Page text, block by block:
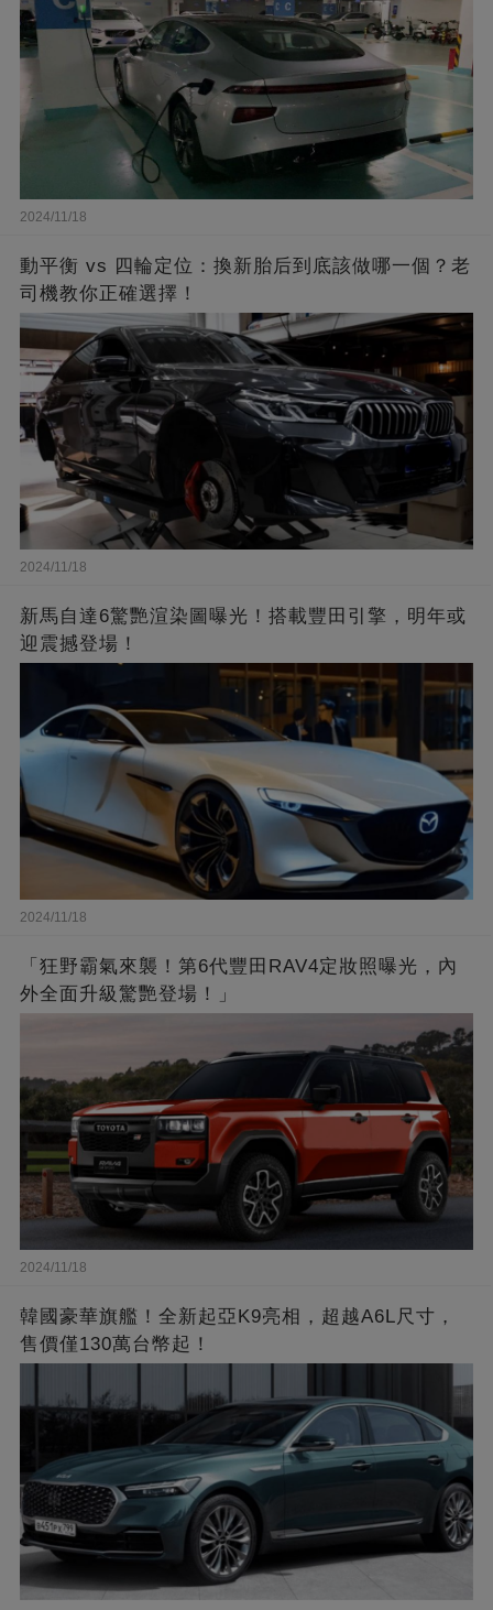
2024/11/18
動平衡 vs 四輪定位：換新胎后到底該做哪一個？老
司機教你正確選擇！
2024/11/18
新馬自達6驚艷渲染圖曝光！搭載豐田引擎，明年或
迎震撼登場！
2024/11/18
「狂野霸氣來襲！第6代豐田RAV4定妝照曝光，內
外全面升級驚艷登場！」
2024/11/18
韓國豪華旗艦！全新起亞K9亮相，超越A6L尺寸，
售價僅130萬台幣起！